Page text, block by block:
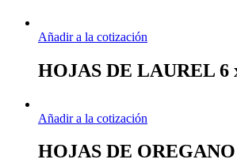
Añadir a la cotización
HOJAS DE LAUREL 6
Añadir a la cotización
HOJAS DE